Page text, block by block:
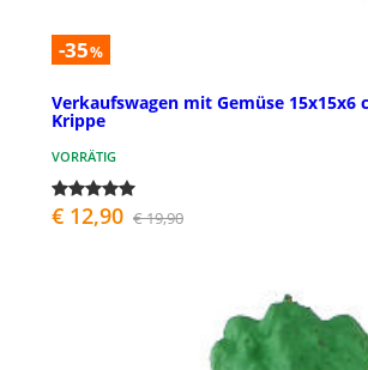
-35%
Verkaufswagen mit Gemüse 15x15x6
Krippe
VORRÄTIG
€ 12,90 € 19,90